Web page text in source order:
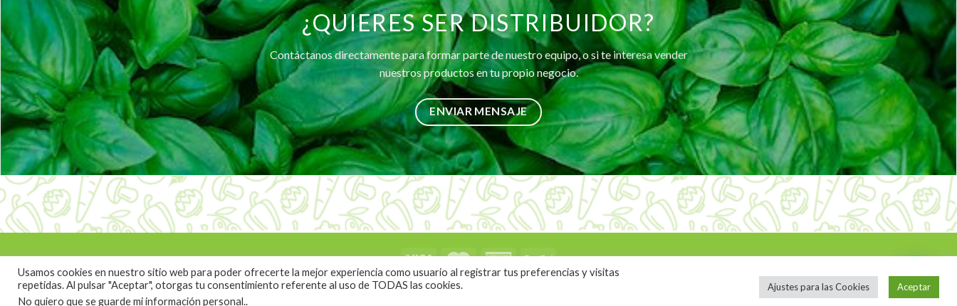
¿QUIERES SER DISTRIBUIDOR?
Contáctanos directamente para formar parte de nuestro equipo, o si te interesa vender
nuestros productos en tu propio negocio.
ENVIAR MENSAJE
Aviso de Privacidad
Usamos cookies en nuestro sitio web para poder ofrecerte la mejor experiencia como usuario al registrar tus preferencias y visitas
repetidas. Al pulsar "Aceptar", otorgas tu consentimiento referente al uso de TODAS las cookies.
No quiero que se guarde mi información personal..
Ajustes para las Cookies Aceptar